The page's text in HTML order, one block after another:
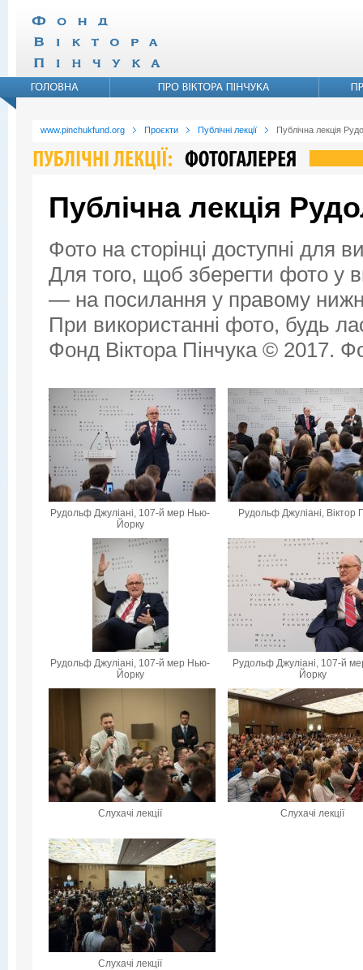
www.pinchukfund.org Проєкти Публічні лекції Публічна лекція
Публічна лекція
Фото на сторінці доступні для
Для того, щоб зберегти фото у
— на посилання у правому
При використанні фото, будь
Фонд Віктора Пінчука © 2017.
Рудольф Джуліані, 107-й мер Нью-
Йорку
Рудольф Джуліані, Віктор
Рудольф Джуліані, 107-й мер Нью-
Йорку
Рудольф Джуліані, 107-й
Йорку
Слухачі лекції Слухачі лекції
Слухачі лекції